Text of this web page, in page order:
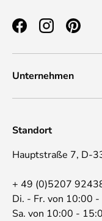
FacebookInstagram
Unternehmen
Standort
Hauptstraße 7, D-
+ 49 (0)5207
Di. - Fr. von 10:00
Sa. von 10:00 -